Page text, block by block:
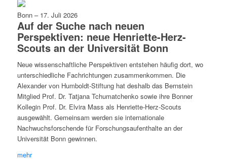
Bonn– 17. Juli 2026
Auf der Suche nach neuen
Perspektiven: neue Henriette-Herz-
Scouts an der Universität Bonn
Neue wissenschaftliche Perspektiven entstehen häufig dort, wo
unterschiedliche Fachrichtungen zusammenkommen. Die
Alexander von Humboldt-Stiftung hat deshalb das Bernstein
Mitglied Prof. Dr. Tatjana Tchumatchenko sowie ihre Bonner
Kollegin Prof. Dr. Elvira Mass als Henriette-Herz-Scouts
ausgewählt. Gemeinsam werden sie internationale
Nachwuchsforschende für Forschungsaufenthalte an der
Universität Bonn gewinnen.
mehr